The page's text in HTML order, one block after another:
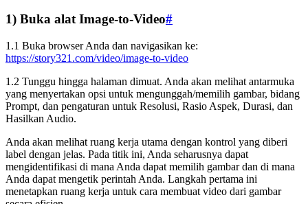
1) Buka alat Image-to-Video#
1.1 Buka browser Anda dan navigasikan ke:
https://story321.com/video/image-to-video
1.2 Tunggu hingga halaman dimuat. Anda akan melihat antarmuka
yang menyertakan opsi untuk mengunggah/memilih gambar, bidang
Prompt, dan pengaturan untuk Resolusi, Rasio Aspek, Durasi, dan
Hasilkan Audio.
Anda akan melihat ruang kerja utama dengan kontrol yang diberi
label dengan jelas. Pada titik ini, Anda seharusnya dapat
mengidentifikasi di mana Anda dapat memilih gambar dan di mana
Anda dapat mengetik perintah Anda. Langkah pertama ini
menetapkan ruang kerja untuk cara membuat video dari gambar